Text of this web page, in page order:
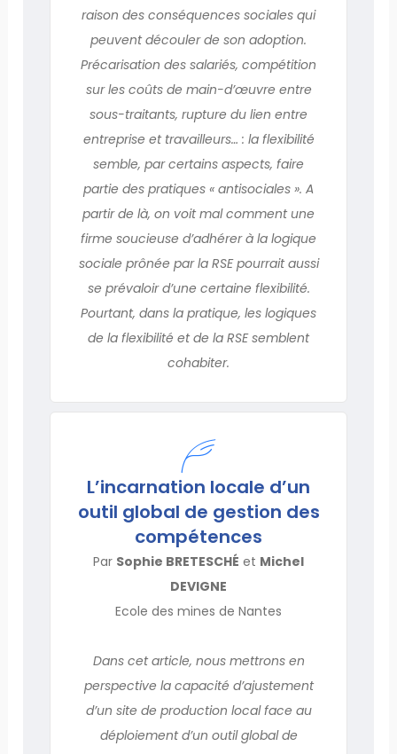
raison des conséquences sociales qui
peuvent découler de son adoption.
Précarisation des salariés, compétition
sur les coûts de main-d’œuvre entre
sous-traitants, rupture du lien entre
entreprise et travailleurs… : la flexibilité
semble, par certains aspects, faire
partie des pratiques « antisociales ». A
partir de là, on voit mal comment une
firme soucieuse d’adhérer à la logique
sociale prônée par la RSE pourrait aussi
se prévaloir d’une certaine flexibilité.
Pourtant, dans la pratique, les logiques
de la flexibilité et de la RSE semblent
cohabiter.
L’incarnation locale d’un
outil global de gestion des
compétences
Par Sophie BRETESCHÉ et Michel
DEVIGNE
Ecole des mines de Nantes
Dans cet article, nous mettrons en
perspective la capacité d’ajustement
d’un site de production local face au
déploiement d’un outil global de